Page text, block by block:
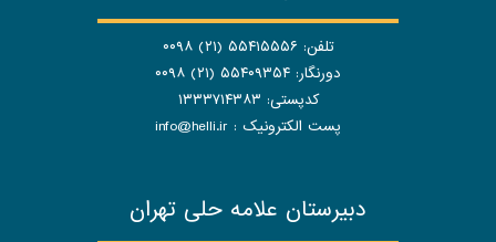
تلفن: ۵۵۴۱۵۵۵۶ (۲۱) ۰۰۹۸
دورنگار: ۵۵۴۰۹۳۵۴ (۲۱) ۰۰۹۸
کدپستی: ۱۳۳۳۷۱۴۳۸۳
پست الکترونیک :info@helli.ir
دبیرستان علامه حلی تهران